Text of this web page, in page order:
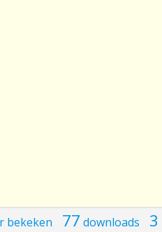
bekeken 77 downloads 3